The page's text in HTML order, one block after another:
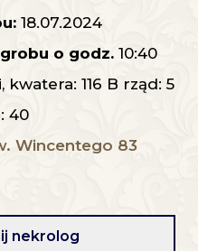
18.07.2024
o godz.10:40
116 B rząd: 5
40
Wincentego 83
nekrolog